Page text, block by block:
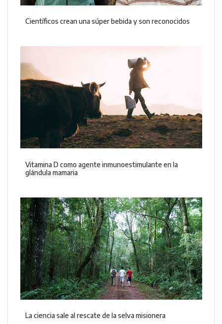
Científicos crean una súper bebida y son reconocidos
Vitamina D como agente inmunoestimulante en la
glándula mamaria
La ciencia sale al rescate de la selva misionera